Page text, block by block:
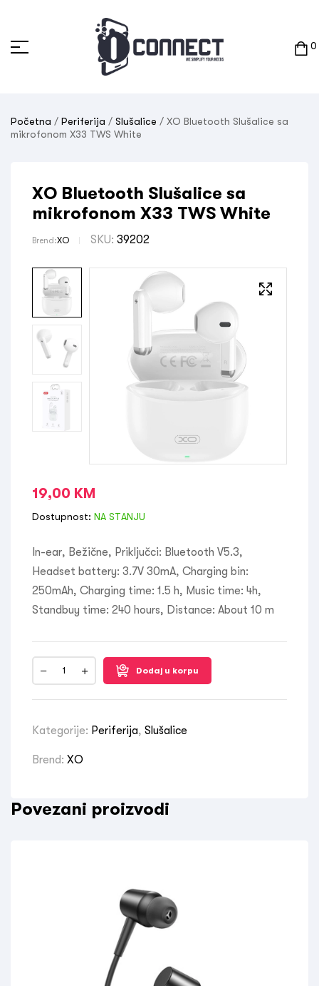
0
Početna / Periferija / Slušalice / XO Bluetooth Slušalice sa
mikrofonom X33 TWS White
XO Bluetooth Slušalice sa
mikrofonom X33 TWS White
Brend:XO SKU: 39202
19,00 KM
Dostupnost: NA STANJU
In-ear, Bežične, Priključci: Bluetooth V5.3,
Headset battery: 3.7V 30mA, Charging bin:
250mAh, Charging time: 1.5 h, Music time: 4h,
Standbuy time: 240 hours, Distance: About 10 m
Dodaj u korpu
Kategorije: Periferija, Slušalice
Brend: XO
Povezani proizvodi